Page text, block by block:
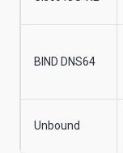
BIND DNS64
Unbound